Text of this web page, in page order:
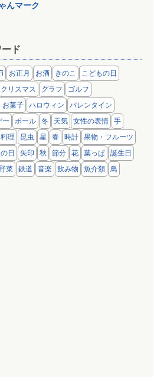
んマーク
ド
お正月 お酒 きのこ
こどもの日
クリスマス グラフ
ゴルフ
お菓子
ハロウィン
バレンタイン
ー
ボール 冬 天気 女性の表情
手
料理 昆虫 星 春 時計
果物・フルーツ
日 矢印 秋 節分 花 葉っぱ
誕生日
菜 鉄道 音楽 飲み物 魚介類 鳥